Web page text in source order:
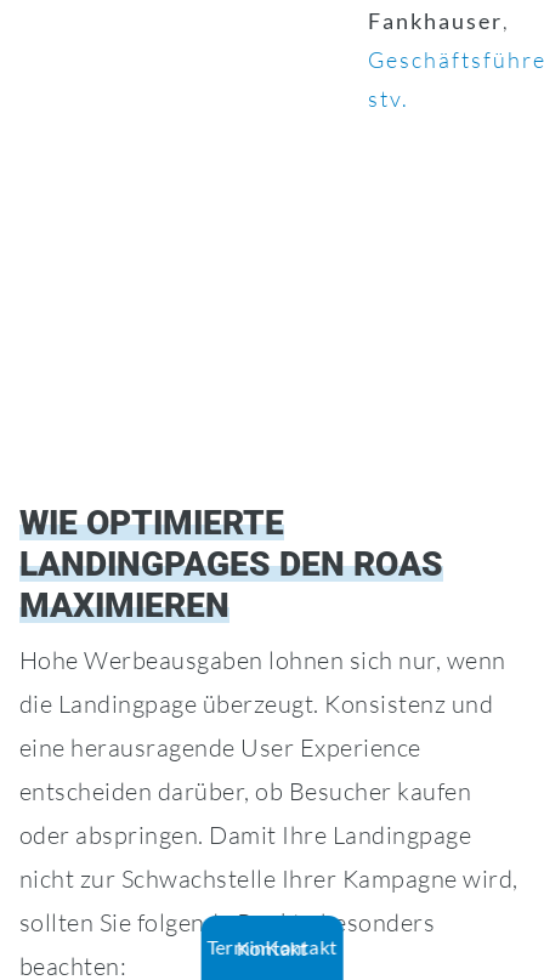
Fankhauser,
stv.
WIE OPTIMIERTE
LANDINGPAGES DEN ROAS
MAXIMIEREN
Hohe Werbeausgaben lohnen sich nur, wenn
die Landingpage überzeugt. Konsistenz und
eine herausragende User Experience
entscheiden darüber, ob Besucher kaufen
oder abspringen. Damit Ihre Landingpage
nicht zur Schwachstelle Ihrer Kampagne wird,
sollten Sie folgende Punkte besonders
beachten:
Kontakt
TerminKontakt